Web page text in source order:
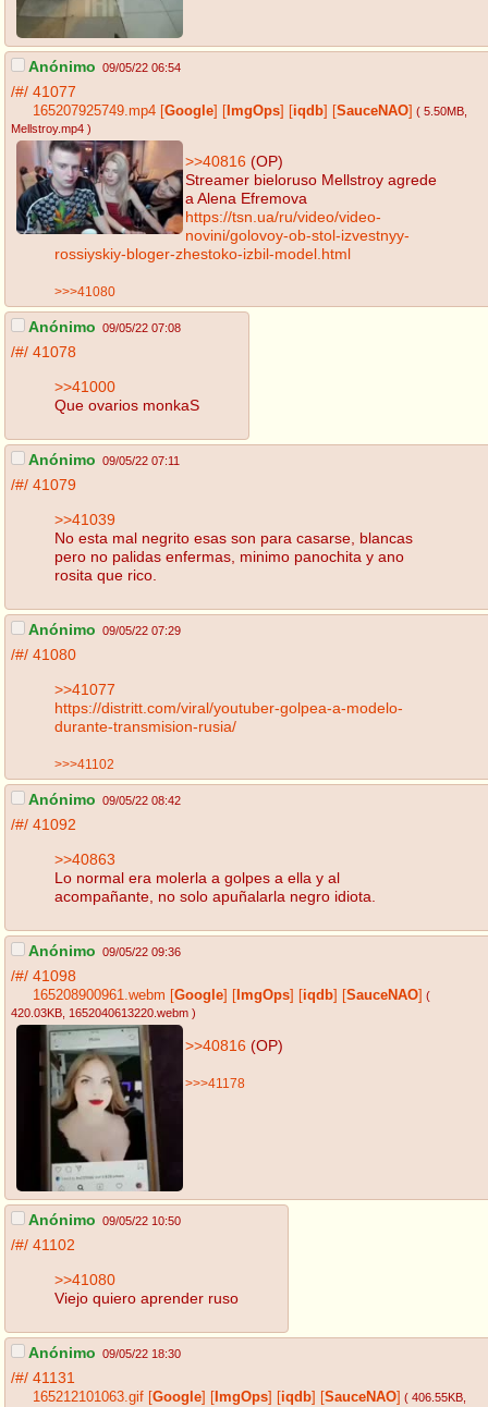
Anónimo 09/05/22 06:54
/#/ 41077
165207925749.mp4 Google ImgOps iqdb SauceNAO ( 5.50MB
Mellstroy.mp4 )
>>40816 (OP)
Streamer bieloruso Mellstroy agrede
a Alena Efremova
https://tsn.ua/ru/video/video-
novini/golovoy-ob-stol-izvestnyy-
rossiyskiy-bloger-zhestoko-izbil-model.html
>>>41080
Anónimo 09/05/22 07:08
/#/ 41078
>>41000
Que ovarios monkaS
Anónimo 09/05/22 07:11
/#/ 41079
>>41039
No esta mal negrito esas son para casarse, blancas
pero no palidas enfermas, minimo panochita y ano
rosita que rico.
Anónimo 09/05/22 07:29
/#/ 41080
>>41077
https://distritt.com/viral/youtuber-golpea-a-modelo-
durante-transmision-rusia/
>>>41102
Anónimo 09/05/22 08:42
/#/ 41092
>>40863
Lo normal era molerla a golpes a ella y al
acompañante, no solo apuñalarla negro idiota.
Anónimo 09/05/22 09:36
/#/ 41098
165208900961.webm Google ImgOps iqdb SauceNAO (
420.03KB , 1652040613220.webm )
>>40816 (OP)
>>>41178
Anónimo 09/05/22 10:50
/#/ 41102
>>41080
Viejo quiero aprender ruso
Anónimo 09/05/22 18:30
/#/ 41131
165212101063.gif Google ImgOps iqdb SauceNAO ( 406.55KB